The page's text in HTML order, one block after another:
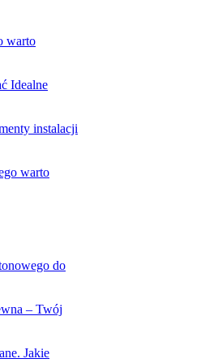
warto
Idealne
instalacji
warto
do
– Twój
Jakie